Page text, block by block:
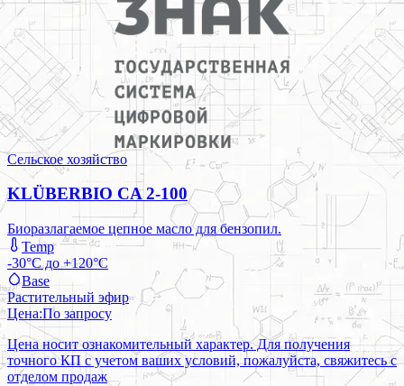
Сельское хозяйство
KLÜBERBIO CA 2-100
Биоразлагаемое цепное масло для бензопил.
Temp
-30°C до +120°C
Base
Растительный эфир
Цена:По запросу
Цена носит ознакомительный характер. Для получения
точного КП с учетом ваших условий, пожалуйста, свяжитесь с
отделом продаж